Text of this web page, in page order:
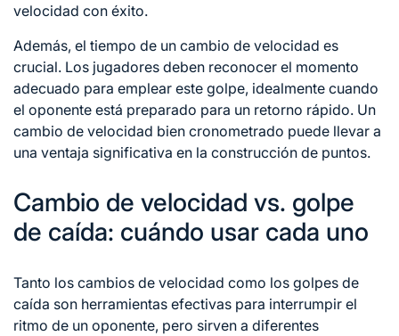
velocidad con éxito.
Además, el tiempo de un cambio de velocidad es
crucial. Los jugadores deben reconocer el momento
adecuado para emplear este golpe, idealmente cuando
el oponente está preparado para un retorno rápido. Un
cambio de velocidad bien cronometrado puede llevar a
una ventaja significativa en la construcción de puntos.
Cambio de velocidad vs. golpe
de caída: cuándo usar cada uno
Tanto los cambios de velocidad como los golpes de
caída son herramientas efectivas para interrumpir el
ritmo de un oponente, pero sirven a diferentes